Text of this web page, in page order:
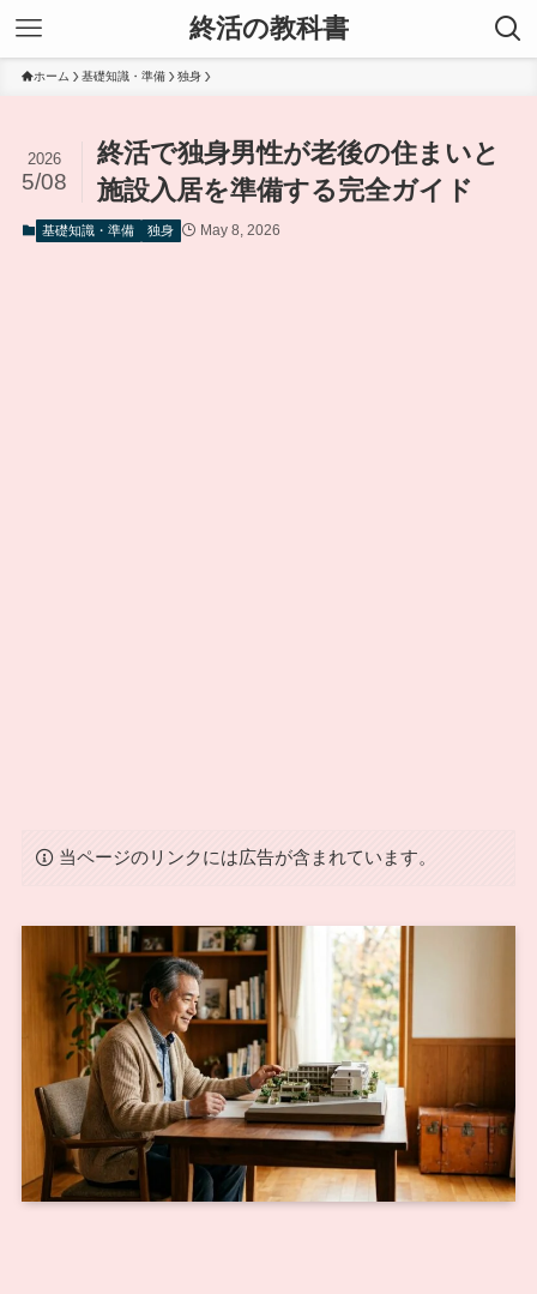
終活の教科書
ホーム 基礎知識・準備 独身
終活で独身男性が老後の住まいと
施設入居を準備する完全ガイド
2026
5/08
基礎知識・準備 独身 May 8, 2026
当ページのリンクには広告が含まれています。